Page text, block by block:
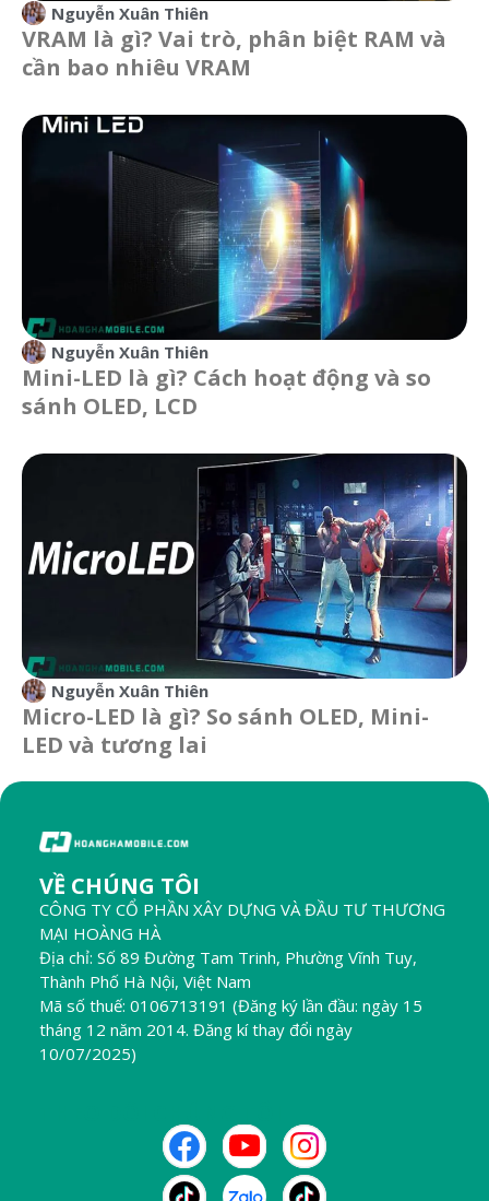
Nguyễn Xuân Thiên
VRAM là gì? Vai trò, phân biệt RAM và
cần bao nhiêu VRAM
Nguyễn Xuân Thiên
Mini-LED là gì? Cách hoạt động và so
sánh OLED, LCD
Nguyễn Xuân Thiên
Micro-LED là gì? So sánh OLED, Mini-
LED và tương lai
VỀ CHÚNG TÔI
CÔNG TY CỔ PHẦN XÂY DỰNG VÀ ĐẦU TƯ THƯƠNG
MẠI HOÀNG HÀ
Địa chỉ: Số 89 Đường Tam Trinh, Phường Vĩnh Tuy,
Thành Phố Hà Nội, Việt Nam
Mã số thuế: 0106713191 (Đăng ký lần đầu: ngày 15
tháng 12 năm 2014. Đăng kí thay đổi ngày
10/07/2025)